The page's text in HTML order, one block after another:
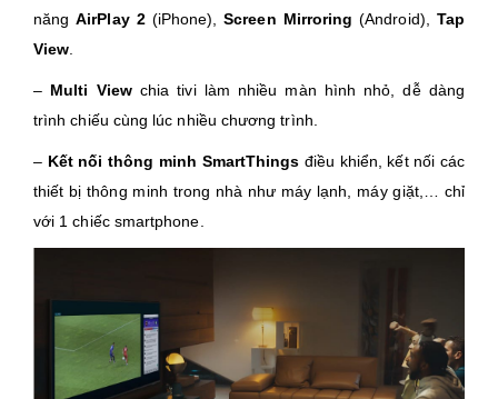
năngAirPlay 2(iPhone),Screen Mirroring (Android), Tap
View.
– Multi Viewchia tivi làm nhiều màn hình nhỏ, dễ dàng
trình chiếu cùng lúc nhiều chương trình.
– Kết nối thông minh SmartThings điều khiển, kết nối các
thiết bị thông minh trong nhà như máy lạnh, máy giặt,… chỉ
với 1 chiếc smartphone.